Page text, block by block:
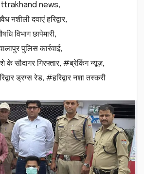
news,
नशीली दवाएं हरिद्वार,
विभाग छापेमारी,
पुलिस कार्रवाई,
के सौदागर गिरफ्तार, #ब्रेकिंग न्यूज़,
ड्रग्स रेड, #हरिद्वार नशा तस्करी